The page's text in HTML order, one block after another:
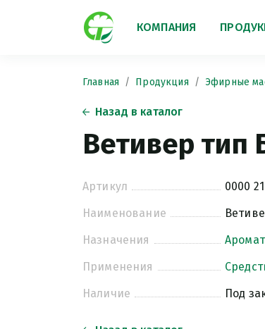
КОМПАНИЯ
Главная Продукция Эфирные
Назад в каталог
Ветивер тип
Артикул
0000
Наименование
Назначения
Применения
Наличие
Под